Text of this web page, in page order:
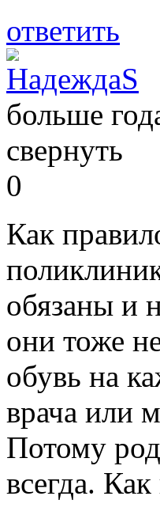
ответить
НадеждаS
больше
свернуть
0
Как
обязаны и
они тоже
обувь на
врача или
Потому
всегда.